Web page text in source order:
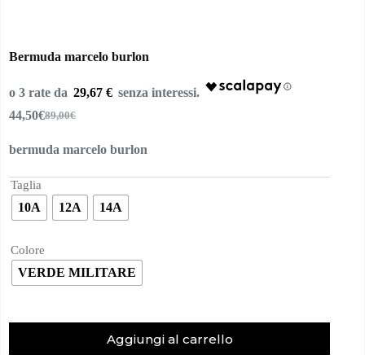
Bermuda marcelo burlon
29,67 €
89,00€
Il
originale
89,00€.
44,50€Il
attuale
44,50€.
bermuda marcelo burlon
Taglia
10A 12A 14A
Colore
VERDE MILITARE
Aggiungi al carrello